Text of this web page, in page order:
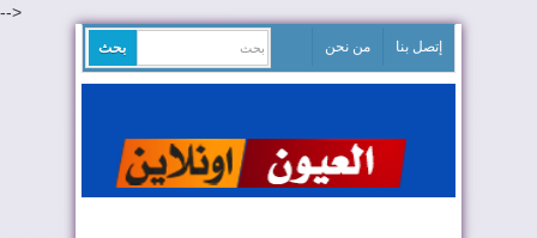
-->
إتصل بنا من نحن